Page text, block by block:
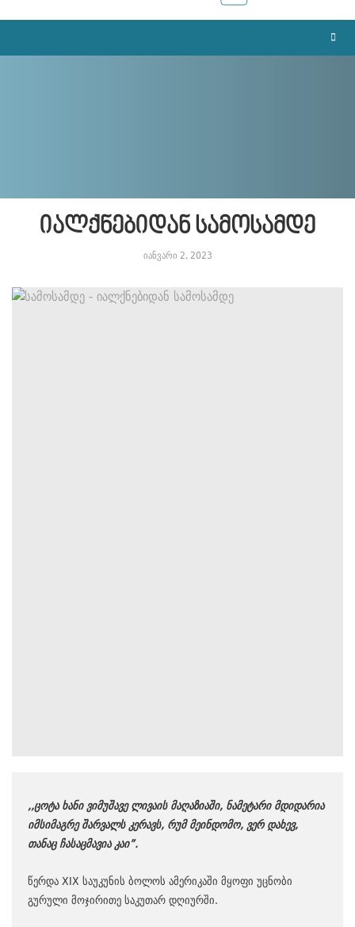
იალქნებიდან სამოსამდე
იანვარი 2, 2023
,,ცოტა ხანი ვიმუშავე ლივაის მაღაზიაში, ნამეტარი მდიდარია
იმსიმაგრე შარვალს კერავს, რუმ მეინდომო, ვერ დახევ,
თანაც ჩასაცმავია კაი”.
წერდა XIX საუკუნის ბოლოს ამერიკაში მყოფი უცნობი
გურული მოჯირითე საკუთარ დღიურში.